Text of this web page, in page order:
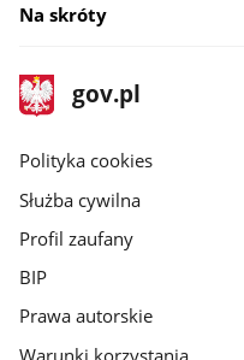
Na skróty
stopka
gov.pl
Strona
gov.pl
gov.pl
Polityka cookies
Służba cywilna
Profil zaufany
BIP
Prawa autorskie
Warunki korzystania